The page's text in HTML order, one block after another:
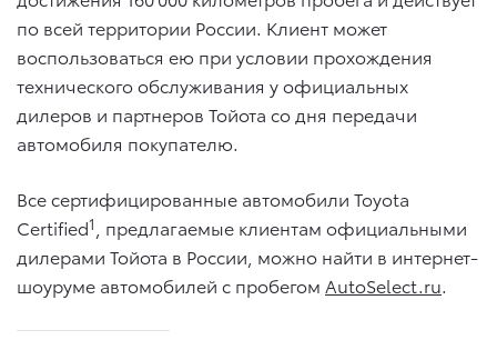
по всей территории России. Клиент может
воспользоваться ею при условии прохождения
технического обслуживания у официальных
дилеров и партнеров Тойота со дня передачи
автомобиля покупателю.
Все сертифицированные автомобили Toyota
Certified1
, предлагаемые клиентам официальными
дилерами Тойота в России, можно найти в интернет-
шоуруме автомобилей с пробегом AutoSelect.ru.